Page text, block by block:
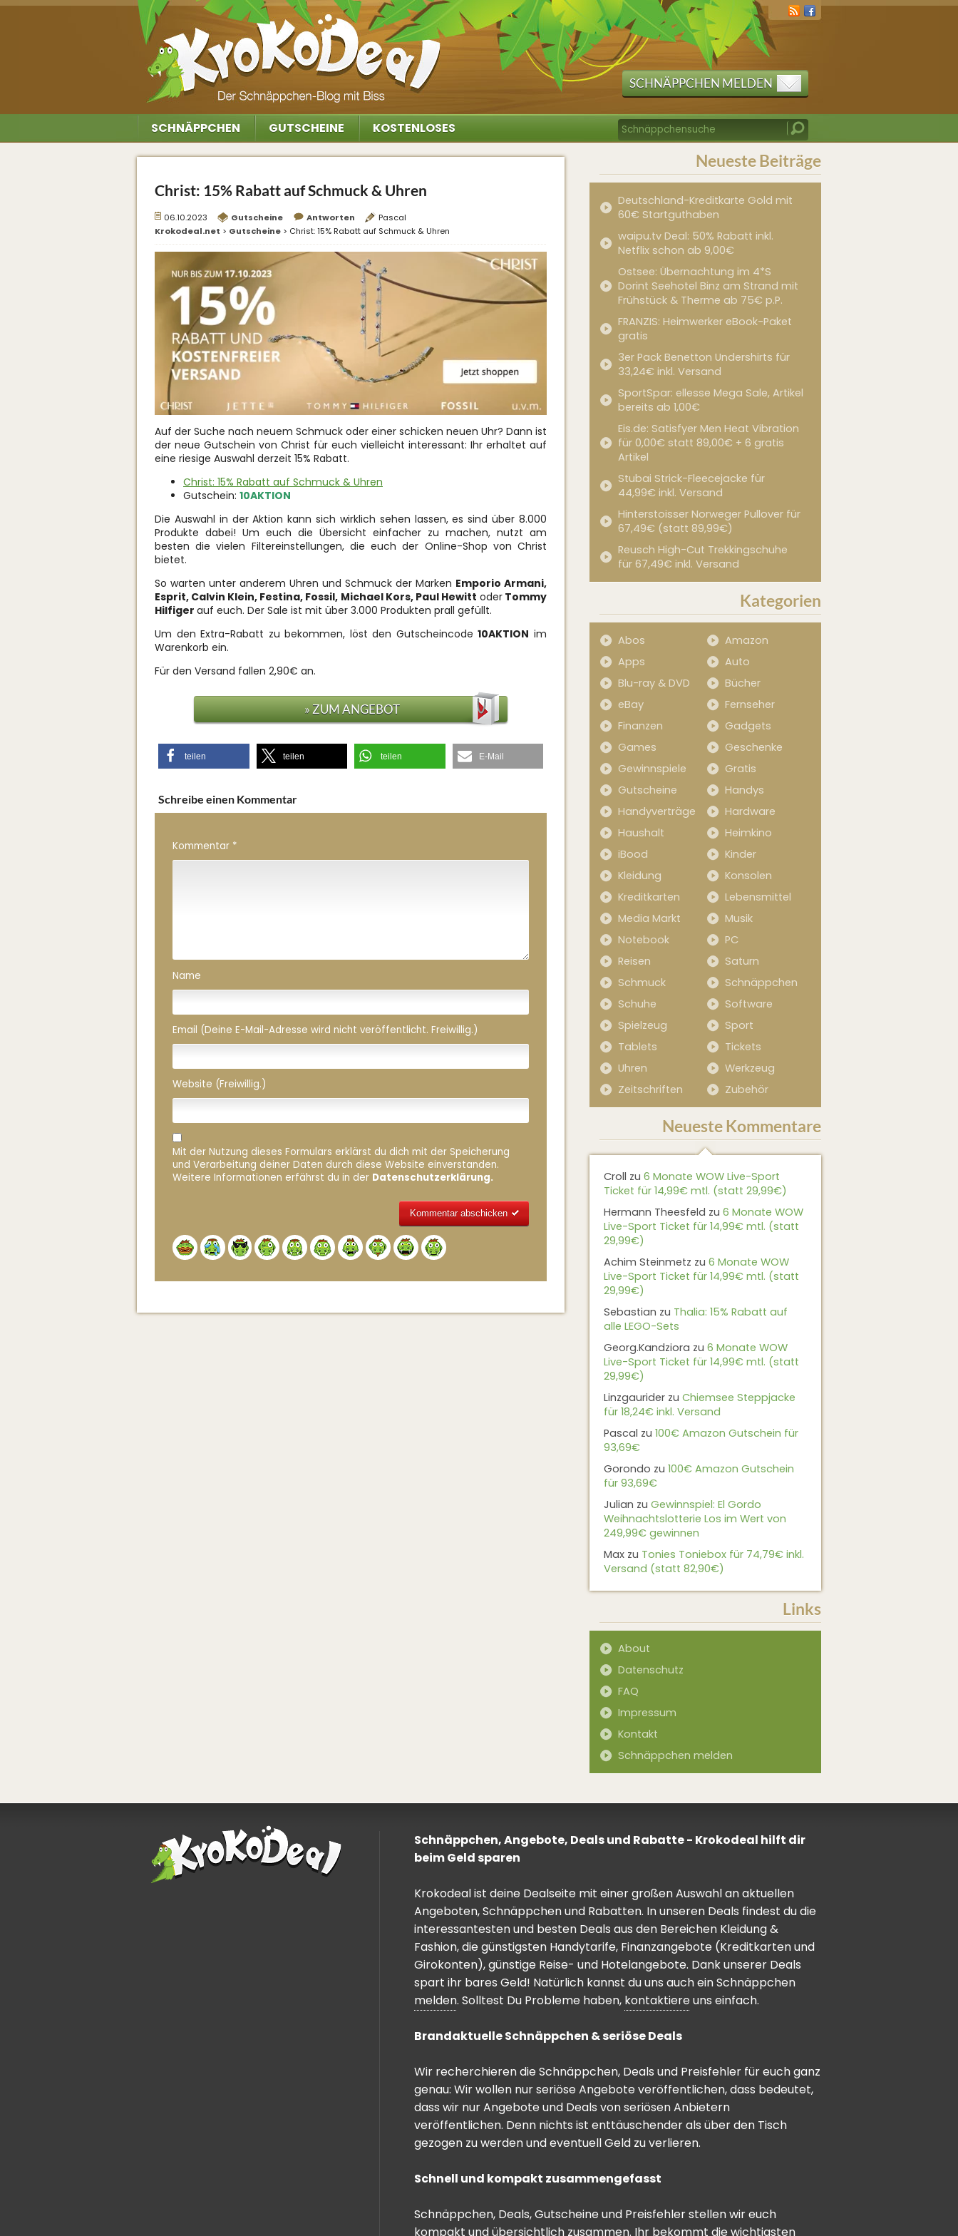
SCHNÄPPCHEN MELDEN
SCHNÄPPCHEN GUTSCHEINE KOSTENLOSES
Christ: 15% Rabatt auf Schmuck & Uhren
06.10.2023 Gutscheine Antworten
Pascal
Krokodeal.net > Gutscheine > Christ: 15% Rabatt auf Schmuck & Uhren
Auf der Suche nach neuem Schmuck oder einer schicken neuen Uhr? Dann ist
der neue Gutschein von Christ für euch vielleicht interessant: Ihr erhaltet auf
eine riesige Auswahl derzeit 15% Rabatt.
Christ: 15% Rabatt auf Schmuck & Uhren
Gutschein: 10AKTION
Die Auswahl in der Aktion kann sich wirklich sehen lassen, es sind über 8.000
Produkte dabei! Um euch die Übersicht einfacher zu machen, nutzt am
besten die vielen Filtereinstellungen, die euch der Online-Shop von Christ
bietet.
So warten unter anderem Uhren und Schmuck der Marken Emporio Armani,
Esprit, Calvin Klein, Festina, Fossil, Michael Kors, Paul Hewitt oderTommy
Hilfiger auf euch. Der Sale ist mit über 3.000 Produkten prall gefüllt.
Um den Extra-Rabatt zu bekommen, löst den Gutscheincode10AKTION im
Warenkorb ein.
Für den Versand fallen 2,90€ an.
» ZUM ANGEBOT
teilen teilen teilen E-Mail
Schreibe einen Kommentar
Kommentar *
Name
Email (Deine E-Mail-Adresse wird nicht veröffentlicht. Freiwillig.)
Website (Freiwillig.)
Mit der Nutzung dieses Formulars erklärst du dich mit der Speicherung
und Verarbeitung deiner Daten durch diese Website einverstanden.
Weitere Informationen erfährst du in der Datenschutzerklärung.
Neueste Beiträge
Deutschland-Kreditkarte Gold mit
60€ Startguthaben
waipu.tv Deal: 50% Rabatt inkl.
Netflix schon ab 9,00€
Ostsee: Übernachtung im 4*S
Dorint Seehotel Binz am Strand mit
Frühstück & Therme ab 75€ p.P.
FRANZIS: Heimwerker eBook-Paket
gratis
3er Pack Benetton Undershirts für
33,24€ inkl. Versand
SportSpar: ellesse Mega Sale, Artikel
bereits ab 1,00€
Eis.de: Satisfyer Men Heat Vibration
für 0,00€ statt 89,00€ + 6 gratis
Artikel
Stubai Strick-Fleecejacke für
44,99€ inkl. Versand
Hinterstoisser Norweger Pullover für
67,49€ (statt 89,99€)
Reusch High-Cut Trekkingschuhe
für 67,49€ inkl. Versand
Kategorien
Abos
Amazon
Apps
Auto
Blu-ray & DVD
Bücher
eBay
Fernseher
Finanzen
Gadgets
Games
Geschenke
Gewinnspiele
Gratis
Gutscheine
Handys
Handyverträge
Hardware
Haushalt
Heimkino
iBood
Kinder
Kleidung
Konsolen
Kreditkarten
Lebensmittel
Media Markt
Musik
Notebook
PC
Reisen
Saturn
Schmuck
Schnäppchen
Schuhe
Software
Spielzeug
Sport
Tablets
Tickets
Uhren
Werkzeug
Zeitschriften
Zubehör
Neueste Kommentare
Croll zu 6 Monate WOW Live-Sport
Ticket für 14,99€ mtl. (statt 29,99€)
Hermann Theesfeld zu 6 Monate WOW
Live-Sport Ticket für 14,99€ mtl. (statt
29,99€)
Achim Steinmetz zu 6 Monate WOW
Live-Sport Ticket für 14,99€ mtl. (statt
29,99€)
Sebastian zu Thalia: 15% Rabatt auf
alle LEGO-Sets
Georg.Kandziora zu 6 Monate WOW
Live-Sport Ticket für 14,99€ mtl. (statt
29,99€)
Linzgaurider zu Chiemsee Steppjacke
für 18,24€ inkl. Versand
Pascal zu 100€ Amazon Gutschein für
93,69€
Gorondo zu 100€ Amazon Gutschein
für 93,69€
Julian zu Gewinnspiel: El Gordo
Weihnachtslotterie Los im Wert von
249,99€ gewinnen
Max zu Tonies Toniebox für 74,79€ inkl.
Versand (statt 82,90€)
Links
About
Datenschutz
FAQ
Impressum
Kontakt
Schnäppchen melden
Schnäppchen, Angebote, Deals und Rabatte - Krokodeal hilft dir
beim Geld sparen
Krokodeal ist deine Dealseite mit einer großen Auswahl an aktuellen
Angeboten, Schnäppchen und Rabatten. In unseren Deals findest du die
interessantesten und besten Deals aus den Bereichen Kleidung &
Fashion, die günstigsten Handytarife, Finanzangebote (Kreditkarten und
Girokonten), günstige Reise- und Hotelangebote. Dank unserer Deals
spart ihr bares Geld! Natürlich kannst du uns auch ein Schnäppchen
melden. Solltest Du Probleme haben, kontaktiere uns einfach.
Brandaktuelle Schnäppchen & seriöse Deals
Wir recherchieren die Schnäppchen, Deals und Preisfehler für euch ganz
genau: Wir wollen nur seriöse Angebote veröffentlichen, dass bedeutet,
dass wir nur Angebote und Deals von seriösen Anbietern
veröffentlichen. Denn nichts ist enttäuschender als über den Tisch
gezogen zu werden und eventuell Geld zu verlieren.
Schnell und kompakt zusammengefasst
Schnäppchen, Deals, Gutscheine und Preisfehler stellen wir euch
kompakt und übersichtlich zusammen. Ihr bekommt die wichtigsten